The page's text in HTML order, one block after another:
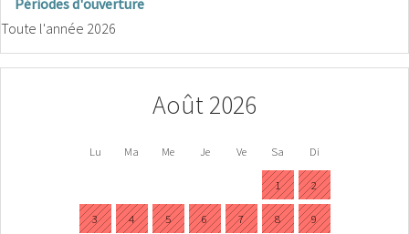
Toute l'année 2026
Août 2026
Lu Ma Me Je Ve Sa Di
1 2
3 4 5 6 7 8 9